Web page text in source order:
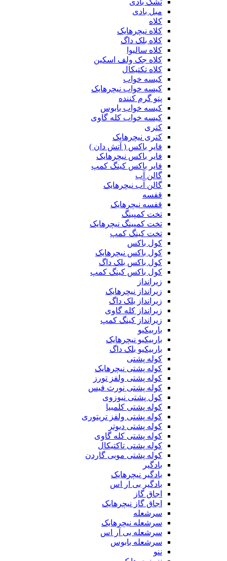
تشک بادی
مبل بادی
کلاه
کلاه نیچرهایک
کلاه بلک داگ
کلاه سالیوا
کلاه جک‌ ولف‌ اسکین
کلاه تکتیکال
کیسه خواب
کیسه خواب نیچرهایک
پتو گرم کننده
کیسه خواب بابوس
کیسه خواب کله گاوی
کتری
کتری نیچرهایک
فایر باکس ( آتش دان )
فایر باکس نیچرهایک
فایر باکس کینگ کمپ
گالن آب
گالن آب نیچرهایک
قفسه
قفسه نیچرهایک
تخت کمپینگ
تخت کمپینگ نیچرهایک
تخت کینگ کمپ
کول باکس
کول باکس نیچرهایک
کول باکس بلک داگ
کول باکس کینگ کمپ
زیرانداز
زیرانداز نیچرهایک
زیرانداز بلک داگ
زیرانداز کله گاوی
زیرانداز کینگ کمپ
باربیکیو
باربیکیو نیچرهایک
باربیکیو بلک داگ
کوله پشتی
کوله پشتی نیچرهایک
کوله پشتی ولفز تورز
کوله پشتی نورث فیس
کول پشتی نیوزوی
کوله پشتی کلمبیا
کوله پشتی ولفز تریتوری
کوله پشتی دیوتر
کوله پشتی کله گاوی
کوله پشتی تاکتیکال
کوله پشتی موبی گاردن
بادگیر
بادگیر نیچرهایک
بادگیر بی ار اس
اجاق گاز
اجاق گاز نیچرهایک
سرشعله
سرشعله نیچرهایک
سرشعله بی آر اس
سرشعله بابوس
ننو